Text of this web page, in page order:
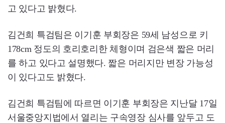
고 있다고 밝혔다.
김건희 특검팀은 이기훈 부회장은 59세 남성으로 키
178cm 정도의 호리호리한 체형이며 검은색 짧은 머리
를 하고 있다고 설명했다. 짧은 머리지만 변장 가능성
이 있다고도 밝혔다.
김건희 특검팀에 따르면 이기훈 부회장은 지난달 17일
서울중앙지법에서 열리는 구속영장 심사를 앞두고 도